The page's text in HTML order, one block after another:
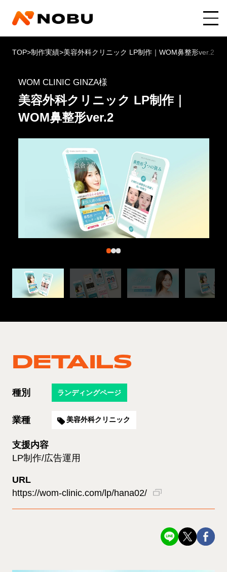
TOP>制作実績>美容外科クリニック LP制作｜WOM鼻整形ver.2
WOM CLINIC GINZA様
美容外科クリニック LP制作｜
WOM鼻整形ver.2
DETAILS
種別 ランディングページ
業種 美容外科クリニック
支援内容
LP制作/広告運用
URL
https://wom-clinic.com/lp/hana02/